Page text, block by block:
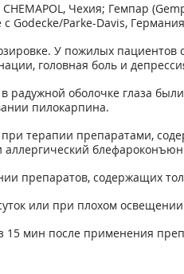
Чехия; Гемпар
Godecke/Parke-Davis,
У пожилых пациентов
головная боль и
радужной оболочке глаза
пилокарпина.
терапии препаратами,
препаратов, содержащих
или при плохом
15 мин после применения